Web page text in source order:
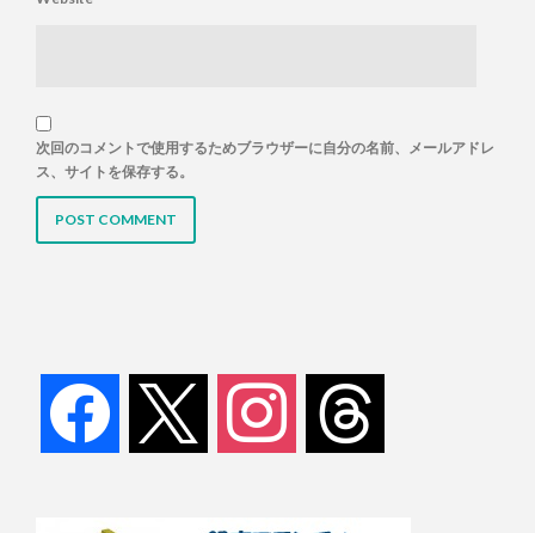
次回のコメントで使用するためブラウザーに自分の名前、メールアドレ
ス、サイトを保存する。
facebook instagram threads